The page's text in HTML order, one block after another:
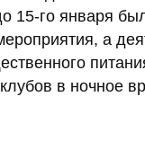
15-го января
а
в ночное